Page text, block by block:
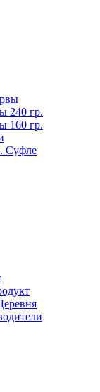
240 гр.
160 гр.
Суфле